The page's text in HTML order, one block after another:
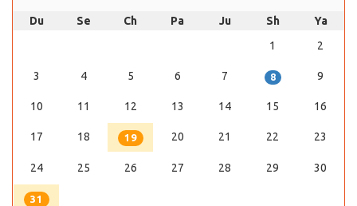
Du Se Ch Pa Ju Sh
Ya
1
2
3 4 5 6 7 8 9
10 11 12 13 14 15 16
17 18 19 20 21 22 23
24 25 26 27 28 29 30
31